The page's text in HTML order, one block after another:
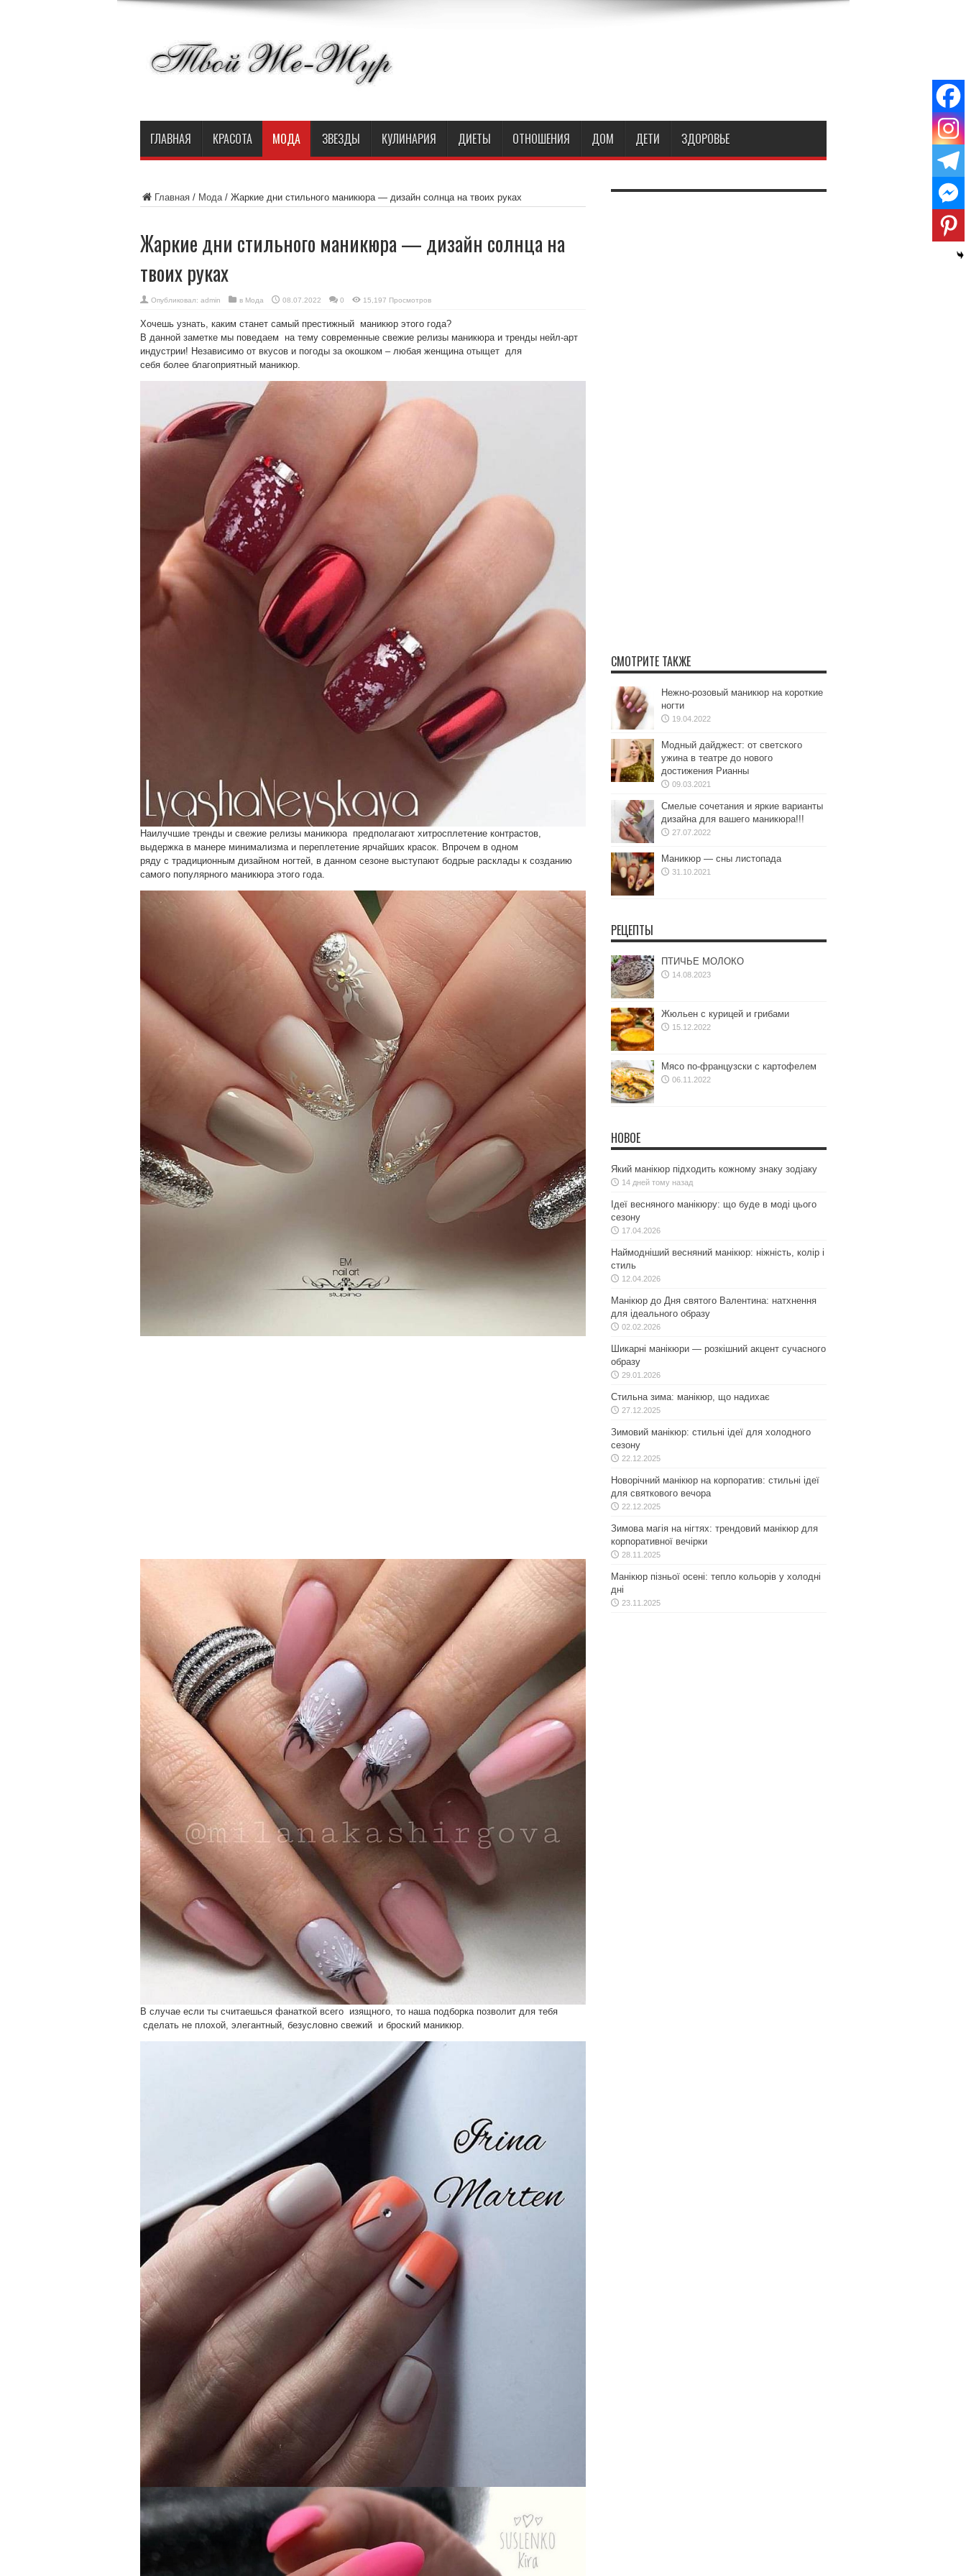
ГЛАВНАЯ КРАСОТА МОДА ЗВЕЗДЫ КУЛИНАРИЯ ДИЕТЫ ОТНОШЕНИЯ ДОМ ДЕТИ ЗДОРОВЬЕ
Главная/ Мода/ Жаркие дни стильного маникюра — дизайн солнца на твоих руках
Жаркие дни стильного маникюра — дизайн солнца на
твоих руках
Опубликовал: admin в Мода 08.07.2022 0 15,197 Просмотров
Хочешь узнать, каким станет самый престижный маникюр этого года?
В данной заметке мы поведаем на тему современные свежие релизы маникюра и тренды нейл-арт
индустрии! Независимо от вкусов и погоды за окошком – любая женщина отыщет для
себя более благоприятный маникюр.
Наилучшие тренды и свежие релизы маникюра предполагают хитросплетение контрастов,
выдержка в манере минимализма и переплетение ярчайших красок. Впрочем в одном
ряду с традиционным дизайном ногтей, в данном сезоне выступают бодрые расклады к созданию
самого популярного маникюра этого года.
В случае если ты считаешься фанаткой всего изящного, то наша подборка позволит для тебя
сделать не плохой, элегантный, безусловно свежий и броский маникюр.
СМОТРИТЕ ТАКЖЕ
Нежно-розовый маникюр на короткие
ногти
19.04.2022
Модный дайджест: от светского
ужина в театре до нового
достижения Рианны
09.03.2021
Смелые сочетания и яркие варианты
дизайна для вашего маникюра!!!
27.07.2022
Маникюр — сны листопада
31.10.2021
РЕЦЕПТЫ
ПТИЧЬЕ МОЛОКО
14.08.2023
Жюльен с курицей и грибами
15.12.2022
Мясо по-французски с картофелем
06.11.2022
НОВОЕ
Який манікюр підходить кожному знаку зодіаку
14 дней тому назад
Ідеї весняного манікюру: що буде в моді цього
сезону
17.04.2026
Наймодніший весняний манікюр: ніжність, колір і
стиль
12.04.2026
Манікюр до Дня святого Валентина: натхнення
для ідеального образу
02.02.2026
Шикарні манікюри — розкішний акцент сучасного
образу
29.01.2026
Стильна зима: манікюр, що надихає
27.12.2025
Зимовий манікюр: стильні ідеї для холодного
сезону
22.12.2025
Новорічний манікюр на корпоратив: стильні ідеї
для святкового вечора
22.12.2025
Зимова магія на нігтях: трендовий манікюр для
корпоративної вечірки
28.11.2025
Манікюр пізньої осені: тепло кольорів у холодні
дні
23.11.2025